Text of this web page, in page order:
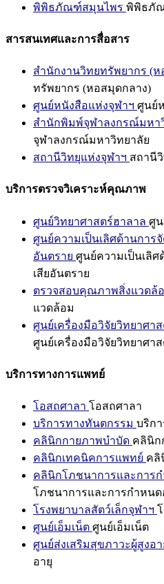
พิพิธภัณฑ์สมุนไพร พิพิธภั
สารสนเทศและการสื่อสาร
สำนักงานวิทยทรัพยากร (ห
ทรัพยากร (หอสมุดกลาง)
ศูนย์หนังสือแห่งจุฬาฯ ศูนย์
สำนักพิมพ์จุฬาลงกรณ์มหา
จุฬาลงกรณ์มหาวิทยาลัย
สถานีวิทยุแห่งจุฬาฯ สถานี
บริการตรวจวิเคราะห์คุณภาพ
ศูนย์วิทยาศาสตร์ฮาลาล ศู
ศูนย์ความเป็นเลิศด้านการ
อันตราย ศูนย์ความเป็นเลิศ
เสียอันตราย
ตรวจสอบคุณภาพสิ่งแวดล้
แวดล้อม
ศูนย์เครื่องมือวิจัยวิทยาศา
ศูนย์เครื่องมือวิจัยวิทยาศา
บริการทางการแพทย์
โอสถศาลา โอสถศาลา
บริการทางทันตกรรม บริก
คลินิกกายภาพบำบัด คลินิก
คลินิกเทคนิคการแพทย์ คลิ
คลินิกโภชนาการและการ
โภชนาการและการกำหนด
โรงพยาบาลสัตว์เล็กจุฬาฯ
ศูนย์เอ็มเน็ต ศูนย์เอ็มเน็ต
ศูนย์ส่งเสริมสุขภาวะผู้สูงอา
อายุ